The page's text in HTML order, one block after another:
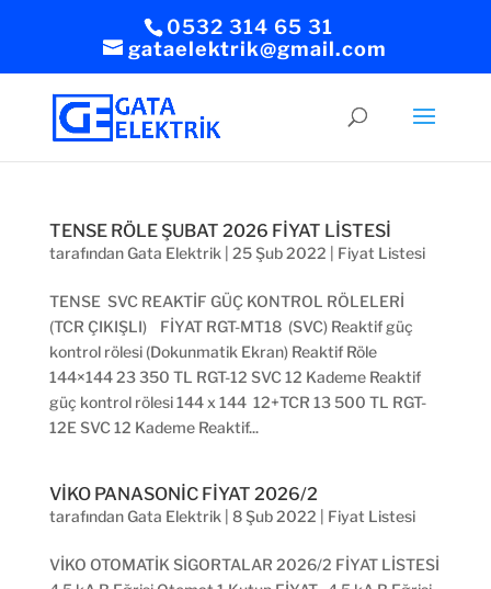
0532 314 65 31
gataelektrik@gmail.com
TENSE RÖLE ŞUBAT 2026 FİYAT LİSTESİ
tarafındanGata Elektrik 25 Şub 2022 Fiyat Listesi
TENSE SVC REAKTİF GÜÇ KONTROL RÖLELERİ
(TCR ÇIKIŞLI) FİYAT RGT-MT18 (SVC) Reaktif güç
kontrol rölesi (Dokunmatik Ekran) Reaktif Röle
144×144 23 350 TL RGT-12 SVC 12 Kademe Reaktif
güç kontrol rölesi 144 x 144 12+TCR 13 500 TL RGT-
12E SVC 12 Kademe Reaktif...
VİKO PANASONİC FİYAT 2026/2
tarafındanGata Elektrik 8 Şub 2022 Fiyat Listesi
VİKO OTOMATİK SİGORTALAR 2026/2 FİYAT LİSTESİ